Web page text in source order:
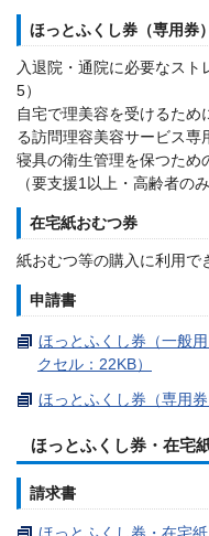
ほっとふくし券（専用券）
入退院・通院に必要なス
5）
自宅で理美容を受けるた
る訪問理容美容サービス専
寝具の衛生管理を保つため
（要支援1以上・高齢者の
在宅紙おむつ券
紙おむつ等の購入に利用で
申請書
ほっとふくし券（一般
クセル：22KB）
ほっとふくし券（専用券
ほっとふくし券・在宅
請求書